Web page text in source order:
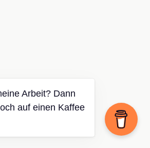
Arbeit? Dann
auf einen Kaffee